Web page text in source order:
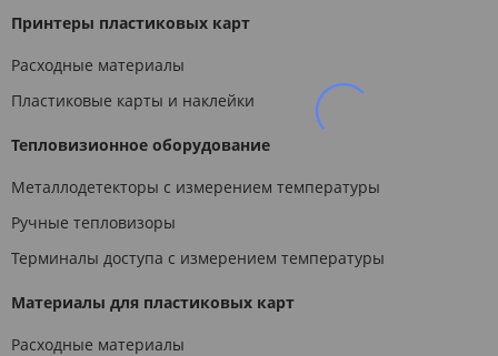
Принтеры пластиковых карт
Расходные материалы
Пластиковые карты и наклейки
Тепловизионное оборудование
Металлодетекторы с измерением температуры
Ручные тепловизоры
Терминалы доступа с измерением температуры
Материалы для пластиковых карт
Расходные материалы